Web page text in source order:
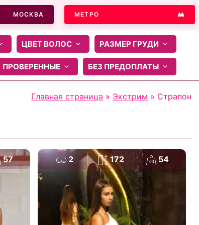
МОСКВА МЕТРО
ЦВЕТ ВОЛОС РАЗМЕР ГРУДИ
ПРОВЕРЕННЫЕ БЕЗ ПРЕДОПЛАТЫ
Главная страница » Экстрим » Страпон
57 2 172 54